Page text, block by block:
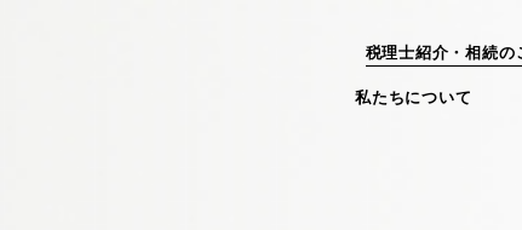
私たちについて
税理士紹介・相続の